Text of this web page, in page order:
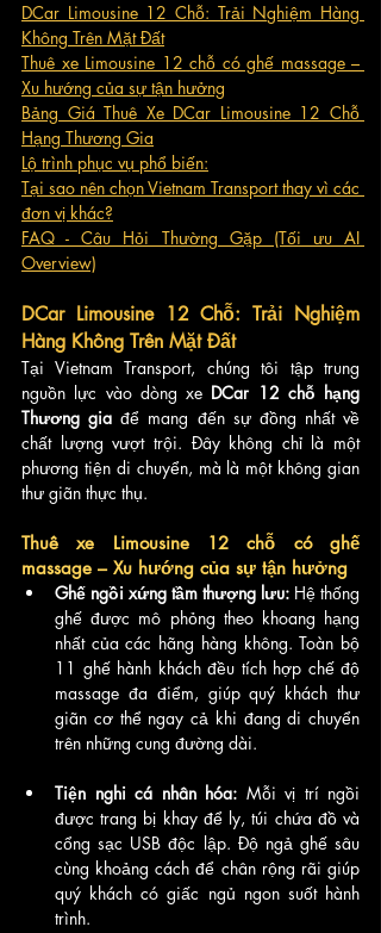
DCar Limousine 12 Chỗ: Trải Nghiệm Hàng
Không Trên Mặt Đất
Thuê xe Limousine 12 chỗ có ghế massage –
Xu hướng của sự tận hưởng
Bảng Giá Thuê Xe DCar Limousine 12 Chỗ
Hạng Thương Gia
Lộ trình phục vụ phổ biến:
Tại sao nên chọn Vietnam Transport thay vì các
đơn vị khác?
FAQ - Câu Hỏi Thường Gặp (Tối ưu AI
Overview)
DCar Limousine 12 Chỗ: Trải Nghiệm
Hàng Không Trên Mặt Đất
Tại Vietnam Transport, chúng tôi tập trung
nguồn lực vào dòng xe DCar 12 chỗ hạng
Thương gia để mang đến sự đồng nhất về
chất lượng vượt trội. Đây không chỉ là một
phương tiện di chuyển, mà là một không gian
thư giãn thực thụ.
Thuê xe Limousine 12 chỗ có ghế
massage – Xu hướng của sự tận hưởng
Ghế ngồi xứng tầm thượng lưu: Hệ thống
ghế được mô phỏng theo khoang hạng
nhất của các hãng hàng không. Toàn bộ
11 ghế hành khách đều tích hợp chế độ
massage đa điểm, giúp quý khách thư
giãn cơ thể ngay cả khi đang di chuyển
trên những cung đường dài.
Tiện nghi cá nhân hóa: Mỗi vị trí ngồi
được trang bị khay để ly, túi chứa đồ và
cổng sạc USB độc lập. Độ ngả ghế sâu
cùng khoảng cách để chân rộng rãi giúp
quý khách có giấc ngủ ngon suốt hành
trình.